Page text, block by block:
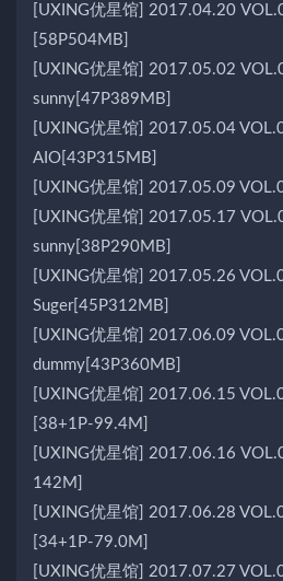
[UXING优星馆] 2017.04.20
[58P504MB]
[UXING优星馆] 2017.05.02
sunny[47P389MB]
[UXING优星馆] 2017.05.04
AIO[43P315MB]
[UXING优星馆] 2017.05.09
[UXING优星馆] 2017.05.17
sunny[38P290MB]
[UXING优星馆] 2017.05.26
Suger[45P312MB]
[UXING优星馆] 2017.06.09
dummy[43P360MB]
[UXING优星馆] 2017.06.15
[38+1P-99.4M]
[UXING优星馆] 2017.06.16
142M]
[UXING优星馆] 2017.06.28
[34+1P-79.0M]
[UXING优星馆] 2017.07.27